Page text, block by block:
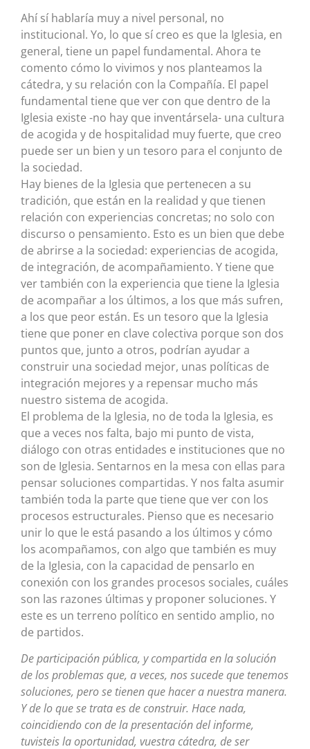
Ahí sí hablaría muy a nivel personal, no
institucional. Yo, lo que sí creo es que la Iglesia, en
general, tiene un papel fundamental. Ahora te
comento cómo lo vivimos y nos planteamos la
cátedra, y su relación con la Compañía. El papel
fundamental tiene que ver con que dentro de la
Iglesia existe -no hay que inventársela- una cultura
de acogida y de hospitalidad muy fuerte, que creo
puede ser un bien y un tesoro para el conjunto de
la sociedad.
Hay bienes de la Iglesia que pertenecen a su
tradición, que están en la realidad y que tienen
relación con experiencias concretas; no solo con
discurso o pensamiento. Esto es un bien que debe
de abrirse a la sociedad: experiencias de acogida,
de integración, de acompañamiento. Y tiene que
ver también con la experiencia que tiene la Iglesia
de acompañar a los últimos, a los que más sufren,
a los que peor están. Es un tesoro que la Iglesia
tiene que poner en clave colectiva porque son dos
puntos que, junto a otros, podrían ayudar a
construir una sociedad mejor, unas políticas de
integración mejores y a repensar mucho más
nuestro sistema de acogida.
El problema de la Iglesia, no de toda la Iglesia, es
que a veces nos falta, bajo mi punto de vista,
diálogo con otras entidades e instituciones que no
son de Iglesia. Sentarnos en la mesa con ellas para
pensar soluciones compartidas. Y nos falta asumir
también toda la parte que tiene que ver con los
procesos estructurales. Pienso que es necesario
unir lo que le está pasando a los últimos y cómo
los acompañamos, con algo que también es muy
de la Iglesia, con la capacidad de pensarlo en
conexión con los grandes procesos sociales, cuáles
son las razones últimas y proponer soluciones. Y
este es un terreno político en sentido amplio, no
de partidos.
De participación pública, y compartida en la solución
de los problemas que, a veces, nos sucede que tenemos
soluciones, pero se tienen que hacer a nuestra manera.
Y de lo que se trata es de construir. Hace nada,
coincidiendo con de la presentación del informe,
tuvisteis la oportunidad, vuestra cátedra, de ser